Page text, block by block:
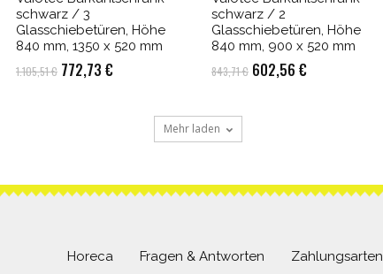
schwarz / 3
Glasschiebetüren, Höhe
840 mm, 1350 x 520 mm
1.105,51€ Ursprünglicher
772,73 €Aktueller
772,73 €.
schwarz / 2
Glasschiebetüren, Höhe
840 mm, 900 x 520 mm
843,71€ Ursprünglicher
602,56 €Aktueller
Mehr laden
Horeca Fragen & Antworten Zahlungsarten